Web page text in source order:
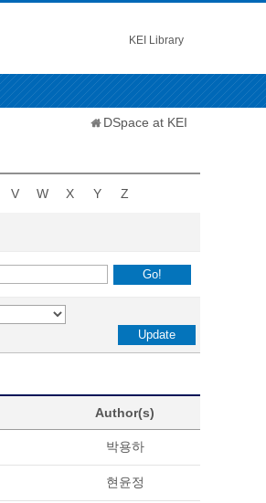
KEI Library
DSpace at KEI
V W X Y Z
Author(s)
박용하
현윤정